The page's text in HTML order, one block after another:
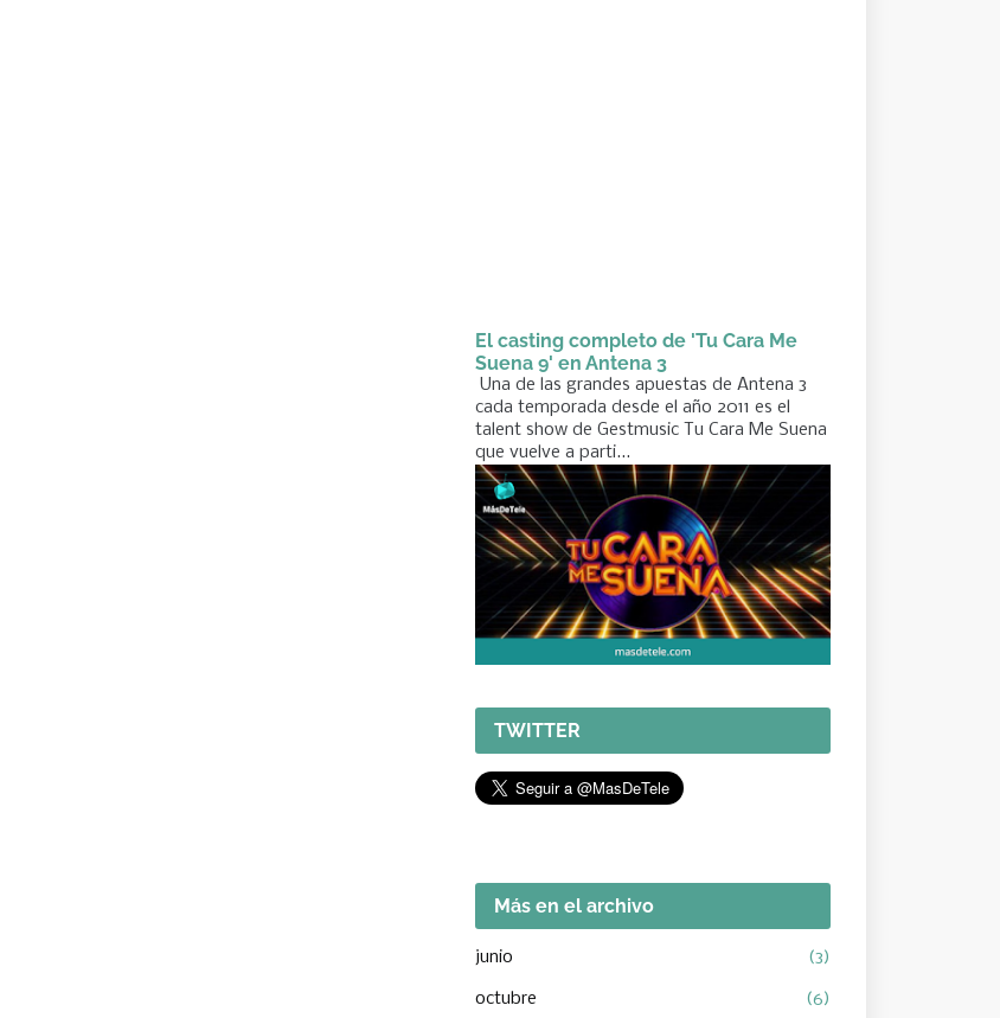
El casting completo de 'Tu Cara Me
Suena 9' en Antena 3
Una de las grandes apuestas de Antena 3
cada temporada desde el año 2011 es el
talent show de Gestmusic Tu Cara Me Suena
que vuelve a parti...
TWITTER
Más en el archivo
junio (3)
octubre (6)